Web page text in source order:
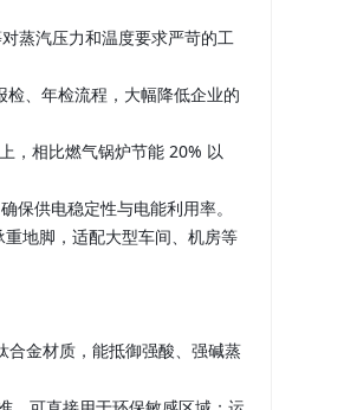
蒸汽压力和温度要求严苛的工
检、年检流程，大幅降低企业的
，相比燃气锅炉节能 20% 以
保供电稳定性与电能利用率。
地脚，适配大型车间、机房等
合金材质，能抵御强酸、强碱蒸